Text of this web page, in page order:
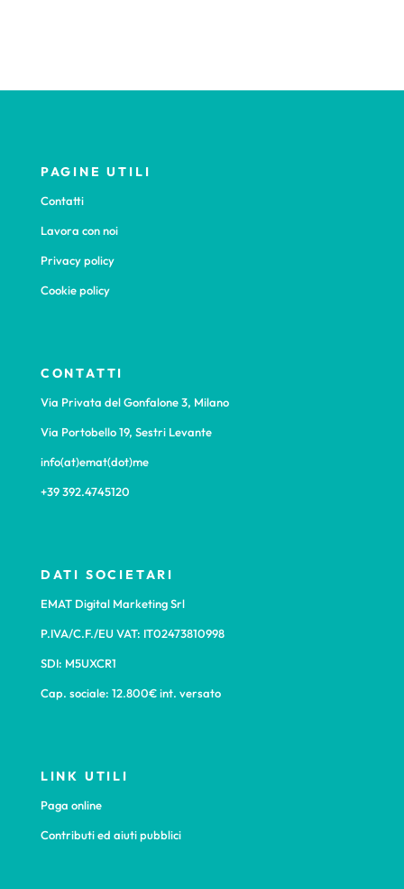
PAGINE UTILI
Contatti
Lavora con noi
Privacy policy
Cookie policy
CONTATTI
Via Privata del Gonfalone 3, Milano
Via Portobello 19, Sestri Levante
info(at)emat(dot)me
+39 392.4745120
DATI SOCIETARI
EMAT Digital Marketing Srl
P.IVA/C.F./EU VAT: IT02473810998
SDI: M5UXCR1
Cap. sociale: 12.800€ int. versato
LINK UTILI
Paga online
Contributi ed aiuti pubblici